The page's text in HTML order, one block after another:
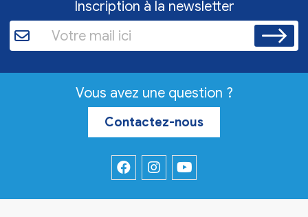
Inscription à la newsletter
Vous avez une question ?
Contactez-nous